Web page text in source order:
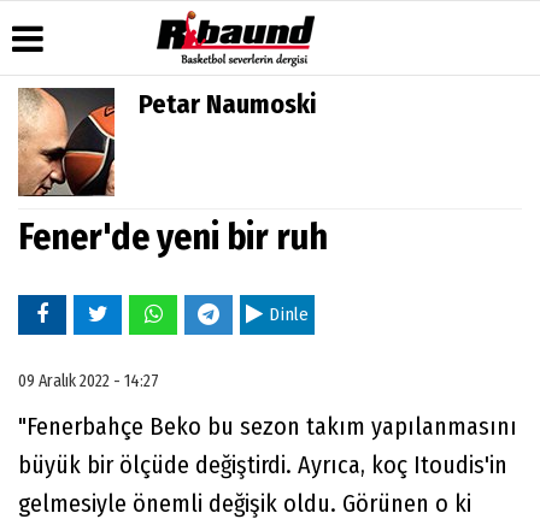
Üye Paneli
Haber
Arşivi
Gazete
Arşivi
Manşetleri
Anketler
Biyografiler
Galeri
Petar Naumoski
Fener'de yeni bir ruh
Dinle
09 Aralık 2022 - 14:27
"Fenerbahçe Beko bu sezon takım yapılanmasını
büyük bir ölçüde değiştirdi. Ayrıca, koç Itoudis'in
gelmesiyle önemli değişik oldu. Görünen o ki